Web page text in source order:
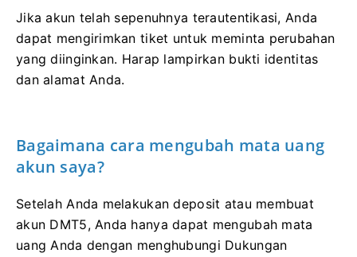
Jika akun telah sepenuhnya terautentikasi, Anda
dapat mengirimkan tiket untuk meminta perubahan
yang diinginkan. Harap lampirkan bukti identitas
dan alamat Anda.
Bagaimana cara mengubah mata uang
akun saya?
Setelah Anda melakukan deposit atau membuat
akun DMT5, Anda hanya dapat mengubah mata
uang Anda dengan menghubungi Dukungan